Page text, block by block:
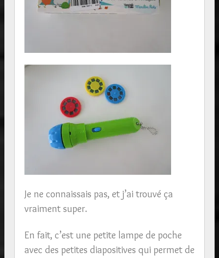
Je ne connaissais pas, et j’ai trouvé ça
vraiment super.
En fait, c’est une petite lampe de poche
avec des petites diapositives qui permet de